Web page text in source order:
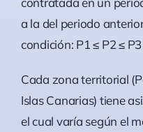
a la del periodo
condición: P1 ≤ P2 ≤
Cada zona territorial
Islas Canarias) tiene
el cual varía según el